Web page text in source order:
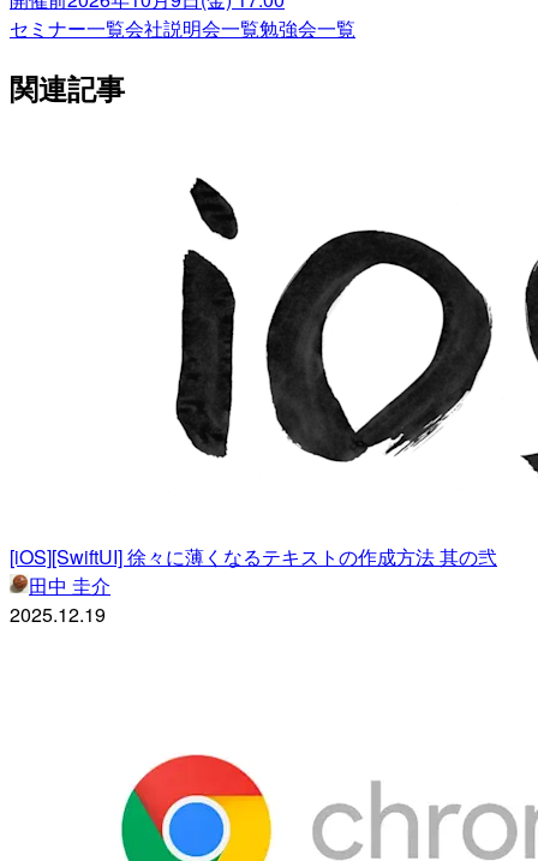
セミナー一覧会社説明会一覧勉強会一覧
関連記事
[iOS][SwiftUI] 徐々に薄くなるテキストの作成方法 其の弐
田中 圭介
2025.12.19